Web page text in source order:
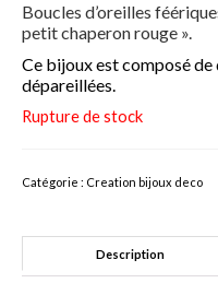
Maquillage
Formation
A propos
Book
Blog
Boucles d’oreilles
petit chaperon rouge ».
Ce bijoux est composé de
dépareillées.
Rupture de stock
Catégorie : Creation bijoux deco
Description